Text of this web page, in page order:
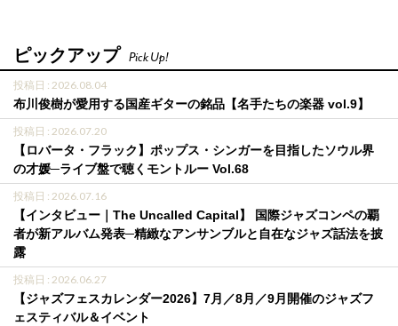
ピックアップ Pick Up!
投稿日 : 2026.08.04
布川俊樹が愛用する国産ギターの銘品【名手たちの楽器 vol.9】
投稿日 : 2026.07.20
【ロバータ・フラック】ポップス・シンガーを目指したソウル界
の才媛─ライブ盤で聴くモントルー Vol.68
投稿日 : 2026.07.16
【インタビュー｜The Uncalled Capital】 国際ジャズコンペの覇
者が新アルバム発表─精緻なアンサンブルと自在なジャズ話法を披
露
投稿日 : 2026.06.27
【ジャズフェスカレンダー2026】7月／8月／9月開催のジャズフ
ェスティバル＆イベント